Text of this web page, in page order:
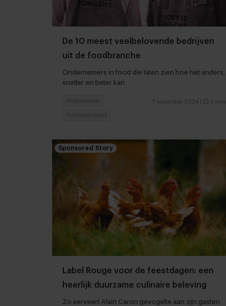
De 10 meest veelbelovende bedrijven
uit de foodbranche
Ondernemers in food die laten zien hoe het anders,
sneller en beter kan
7 november 2024 3 min
Producenten
Duurzaamheid
Sponsored Story
Label Rouge voor de feestdagen: een
heerlijk duurzame culinaire beleving
Zo serveert Alain Caron gevogelte aan zijn gasten